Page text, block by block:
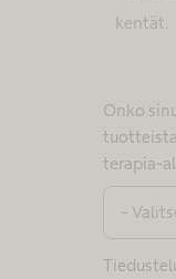
kentät.
Onko
terapia-
-